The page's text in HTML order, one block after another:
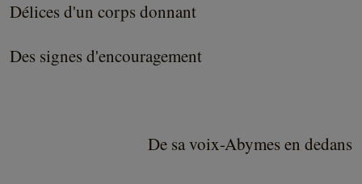
Délices d'un corps donnant
Des signes d'encouragement
De sa voix-Abymes en dedans